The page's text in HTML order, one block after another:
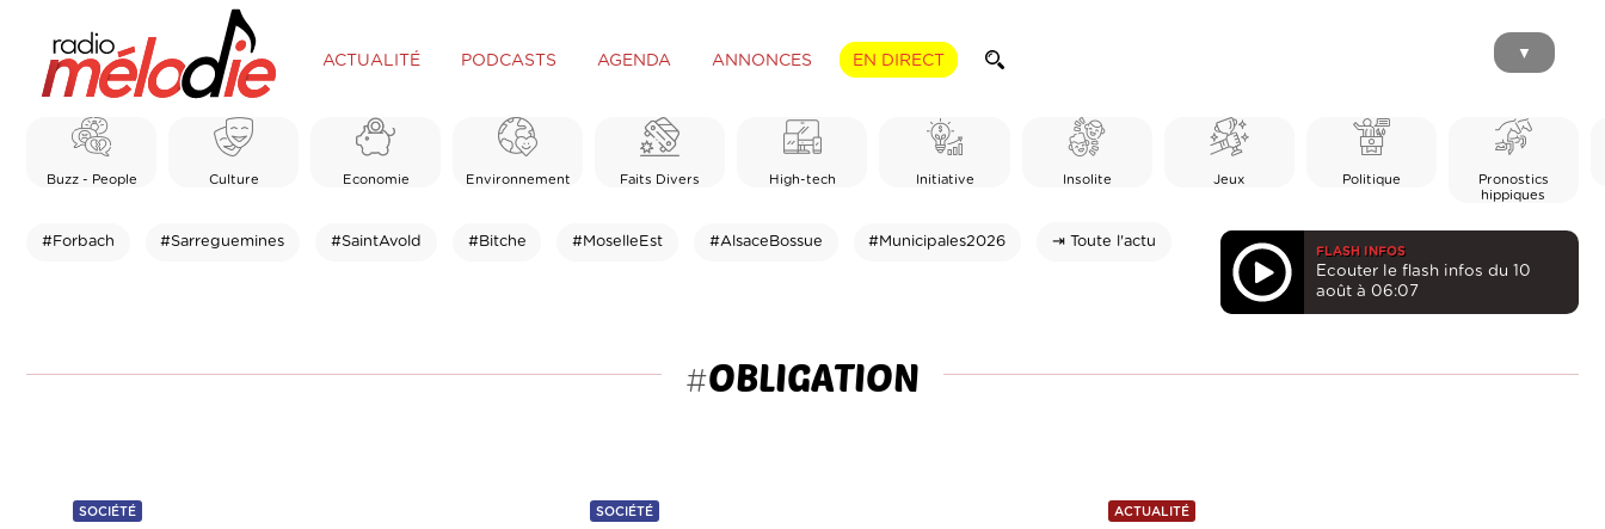
ACTUALITÉ PODCASTS AGENDA ANNONCES EN DIRECT ▼
Buzz - People Culture Economie Environnement Faits Divers High-tech Initiative Insolite Jeux Politique
Pronostics
hippiques
#Forbach #Sarreguemines #SaintAvold #Bitche #MoselleEst #AlsaceBossue #Municipales2026 ⇥ Toute l'actu
FLASH INFOS
Ecouter le flash infos du 10
août à 06:07
#OBLIGATION
SOCIÉTÉ SOCIÉTÉ ACTUALITÉ